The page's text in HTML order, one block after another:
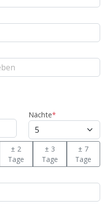
Nächte*
± 2
Tage
± 3
Tage
± 7
Tage